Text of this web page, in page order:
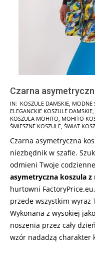
Czarna
2024-
06-
30
IN: KOSZULE DAMSKIE MODNE
ELEGANCKIE KOSZULE DAMSKIE
KOSZULA MOHITO MOHITO
ŚMIESZNE KOSZULE ŚWIAT
Czarna asymetryczna
niezbędnik w szafie.
odmieni Twoje
asymetryczna koszula
hurtowni
przede wszystkim wyraz
Wykonana z wysokiej
noszenia przez cały
wzór nadadzą charakter